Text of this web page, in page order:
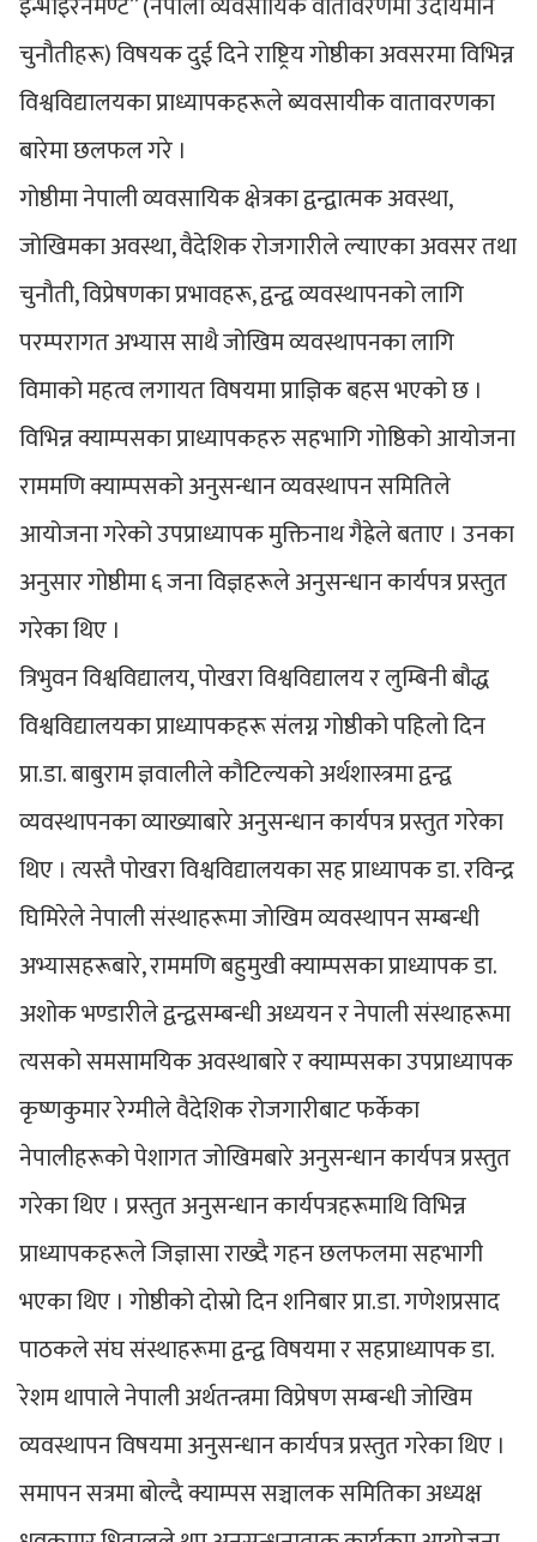
चुनौतीहरू) विषयक दुई दिने राष्ट्रिय गोष्ठीका अवसरमा विभिन्न
विश्वविद्यालयका प्राध्यापकहरूले ब्यवसायीक वातावरणका
बारेमा छलफल गरे ।
गोष्ठीमा नेपाली व्यवसायिक क्षेत्रका द्वन्द्वात्मक अवस्था,
जोखिमका अवस्था, वैदेशिक रोजगारीले ल्याएका अवसर तथा
चुनौती, विप्रेषणका प्रभावहरू, द्वन्द्व व्यवस्थापनको लागि
परम्परागत अभ्यास साथै जोखिम व्यवस्थापनका लागि
विमाको महत्व लगायत विषयमा प्राज्ञिक बहस भएको छ ।
विभिन्न क्याम्पसका प्राध्यापकहरु सहभागि गोष्ठिको आयोजना
राममणि क्याम्पसको अनुसन्धान व्यवस्थापन समितिले
आयोजना गरेको उपप्राध्यापक मुक्तिनाथ गैह्रेले बताए । उनका
अनुसार गोष्ठीमा ६ जना विज्ञहरूले अनुसन्धान कार्यपत्र प्रस्तुत
गरेका थिए ।
त्रिभुवन विश्वविद्यालय, पोखरा विश्वविद्यालय र लुम्बिनी बौद्ध
विश्वविद्यालयका प्राध्यापकहरू संलग्न गोष्ठीको पहिलो दिन
प्रा.डा. बाबुराम ज्ञवालीले कौटिल्यको अर्थशास्त्रमा द्वन्द्व
व्यवस्थापनका व्याख्याबारे अनुसन्धान कार्यपत्र प्रस्तुत गरेका
थिए । त्यस्तै पोखरा विश्वविद्यालयका सह प्राध्यापक डा. रविन्द्र
घिमिरेले नेपाली संस्थाहरूमा जोखिम व्यवस्थापन सम्बन्धी
अभ्यासहरूबारे, राममणि बहुमुखी क्याम्पसका प्राध्यापक डा.
अशोक भण्डारीले द्वन्द्वसम्बन्धी अध्ययन र नेपाली संस्थाहरूमा
त्यसको समसामयिक अवस्थाबारे र क्याम्पसका उपप्राध्यापक
कृष्णकुमार रेग्मीले वैदेशिक रोजगारीबाट फर्केका
नेपालीहरूको पेशागत जोखिमबारे अनुसन्धान कार्यपत्र प्रस्तुत
गरेका थिए । प्रस्तुत अनुसन्धान कार्यपत्रहरूमाथि विभिन्न
प्राध्यापकहरूले जिज्ञासा राख्दै गहन छलफलमा सहभागी
भएका थिए । गोष्ठीको दोस्रो दिन शनिबार प्रा.डा. गणेशप्रसाद
पाठकले संघ संस्थाहरूमा द्वन्द्व विषयमा र सहप्राध्यापक डा.
रेशम थापाले नेपाली अर्थतन्त्रमा विप्रेषण सम्बन्धी जोखिम
व्यवस्थापन विषयमा अनुसन्धान कार्यपत्र प्रस्तुत गरेका थिए ।
समापन सत्रमा बोल्दै क्याम्पस सञ्चालक समितिका अध्यक्ष